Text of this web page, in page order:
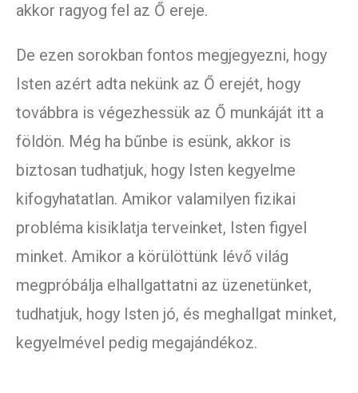
akkor ragyog fel az Ő ereje.
De ezen sorokban fontos megjegyezni, hogy
Isten azért adta nekünk az Ő erejét, hogy
továbbra is végezhessük az Ő munkáját itt a
földön. Még ha bűnbe is esünk, akkor is
biztosan tudhatjuk, hogy Isten kegyelme
kifogyhatatlan. Amikor valamilyen fizikai
probléma kisiklatja terveinket, Isten figyel
minket. Amikor a körülöttünk lévő világ
megpróbálja elhallgattatni az üzenetünket,
tudhatjuk, hogy Isten jó, és meghallgat minket,
kegyelmével pedig megajándékoz.